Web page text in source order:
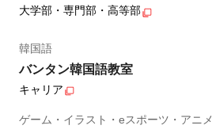
大学部・専門部・高等部
韓国語
バンタン韓国語教室
キャリア
ゲーム・イラスト・eスポーツ・アニメ